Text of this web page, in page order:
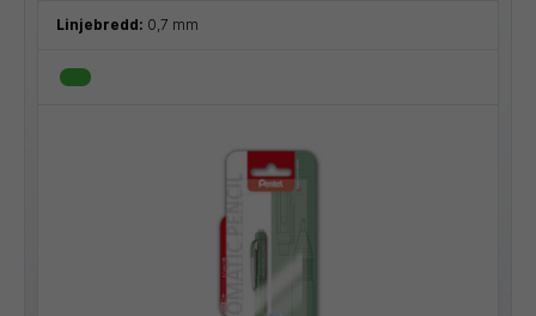
Linjebredd: 0,7 mm